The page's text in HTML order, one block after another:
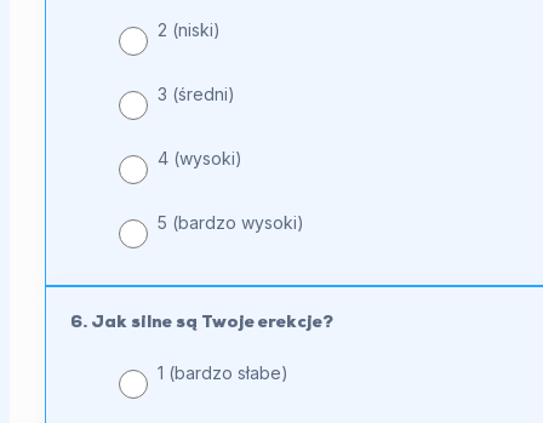
2 (niski)
3 (średni)
4 (wysoki)
5 (bardzo wysoki)
6. Jak silne są Twoje erekcje?
1 (bardzo słabe)